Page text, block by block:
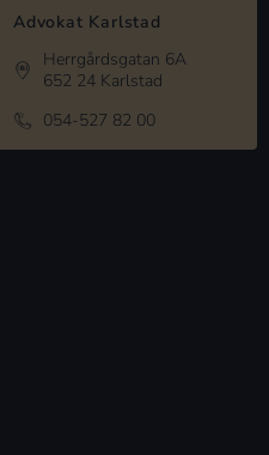
Advokat Karlstad
Herrgårdsgatan 6A
652 24 Karlstad
054-527 82 00